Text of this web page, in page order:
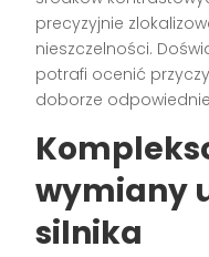
precyzyjnie
nieszczelności.
potrafi ocenić
doborze
wymiany
silnika